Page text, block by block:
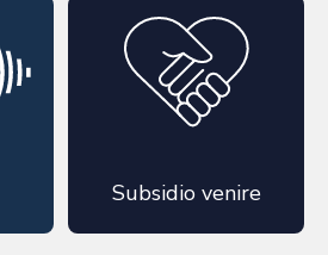
Subsidio venire